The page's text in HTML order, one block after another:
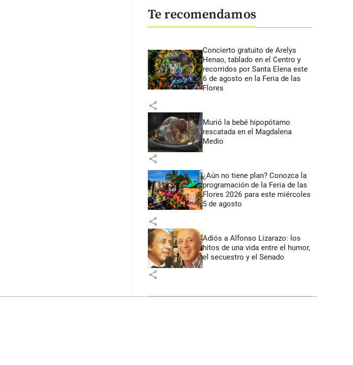
Te recomendamos
Concierto gratuito de Arelys
Henao, tablado en el Centro y
recorridos por Santa Elena este
6 de agosto en la Feria de las
Flores
share
Murió la bebé hipopótamo
rescatada en el Magdalena
Medio
share
¿Aún no tiene plan? Conozca la
programación de la Feria de las
Flores 2026 para este miércoles
5 de agosto
share
Adiós a Alfonso Lizarazo: los
hitos de una vida entre el humor,
el secuestro y el Senado
share